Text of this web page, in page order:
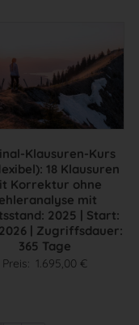
Klausuren-Kurs
18 Klausuren
Korrektur ohne
mit
2025 | Start:
| Zugriffsdauer:
365 Tage
Preis: 1.695,00 €